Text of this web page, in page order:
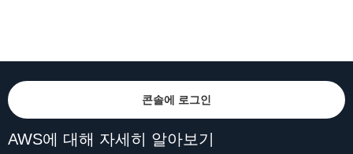
콘솔에 로그인
AWS에 대해 자세히 알아보기